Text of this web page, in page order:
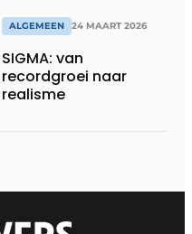
ALGEMEEN 24 MAART 2026
SIGMA: van
recordgroei naar
realisme